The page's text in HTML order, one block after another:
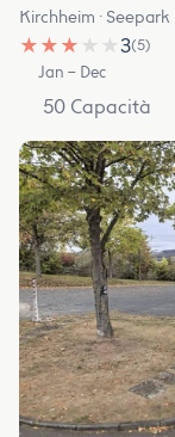
Kirchheim · Seepark
★ ★ ★ ★ ★3(5)
Jan – Dec
50 Capacità